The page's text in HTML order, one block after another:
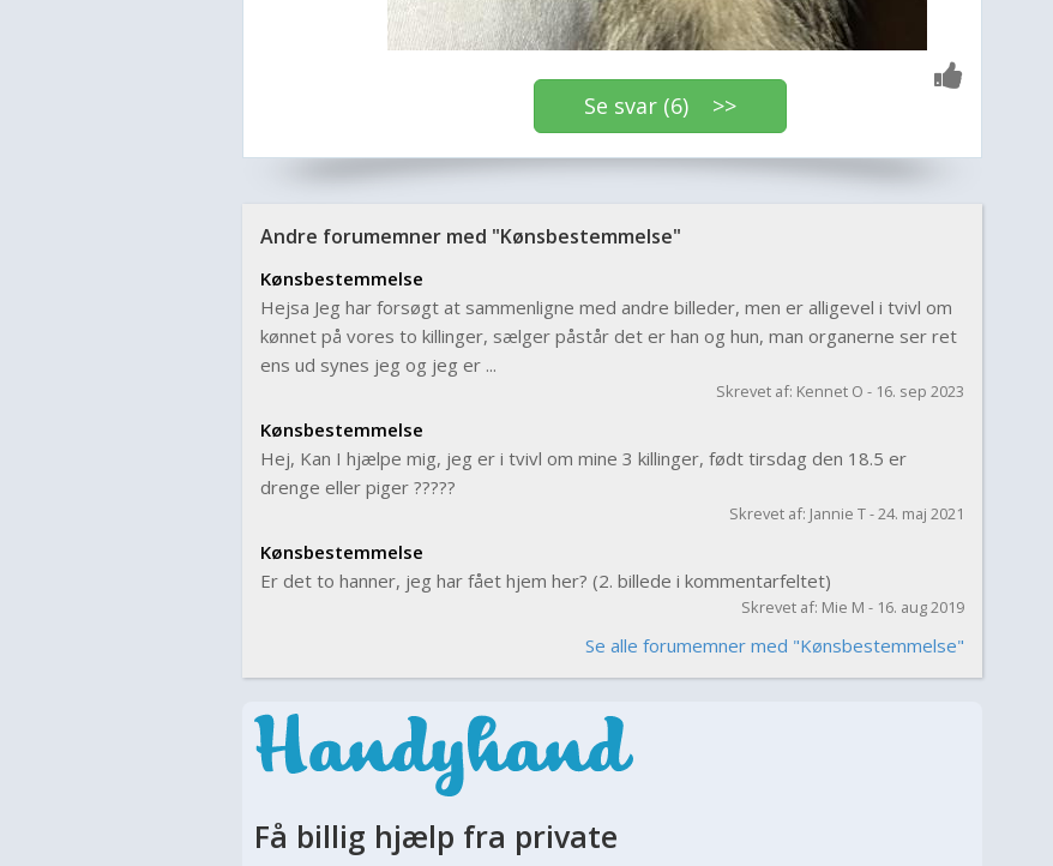
Se svar (6) >>
Andre forumemner med "Kønsbestemmelse"
Kønsbestemmelse
Hejsa Jeg har forsøgt at sammenligne med andre billeder, men er alligevel i tvivl om
kønnet på vores to killinger, sælger påstår det er han og hun, man organerne ser ret
ens ud synes jeg og jeg er ...
Skrevet af: Kennet O - 16. sep 2023
Kønsbestemmelse
Hej, Kan I hjælpe mig, jeg er i tvivl om mine 3 killinger, født tirsdag den 18.5 er
drenge eller piger ?????
Skrevet af: Jannie T - 24. maj 2021
Kønsbestemmelse
Er det to hanner, jeg har fået hjem her? (2. billede i kommentarfeltet)
Skrevet af: Mie M - 16. aug 2019
Se alle forumemner med "Kønsbestemmelse"
Få billig hjælp fra private